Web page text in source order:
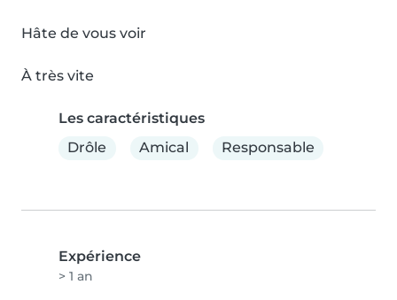
Hâte de vous voir
À très vite
Les caractéristiques
Drôle
Amical Responsable
Expérience
> 1 an